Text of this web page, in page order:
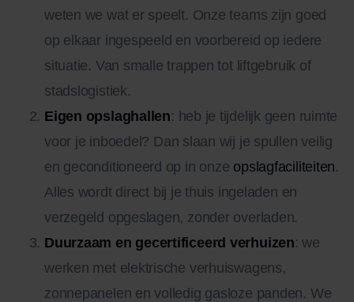
weten we wat er speelt. Onze teams zijn goed
op elkaar ingespeeld en voorbereid op iedere
situatie. Van smalle trappen tot liftgebruik of
stadslogistiek.
Eigen opslaghallen: heb je tijdelijk geen ruimte
voor je inboedel? Dan slaan wij je spullen veilig
en geconditioneerd op in onze opslagfaciliteiten.
Alles wordt direct bij je thuis ingeladen en
verzegeld opgeslagen, zonder overladen.
Duurzaam en gecertificeerd verhuizen: we
werken met elektrische verhuiswagens,
zonnepanelen en volledig gasloze panden. We